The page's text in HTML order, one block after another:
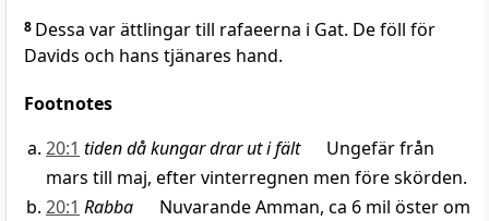
8 Dessa var ättlingar till rafaeerna i Gat. De föll för
Davids och hans tjänares hand.
Footnotes
20:1 tiden då kungar drar ut i fältUngefär från
mars till maj, efter vinterregnen men före skörden.
20:1 Rabba Nuvarande Amman, ca 6 mil öster om